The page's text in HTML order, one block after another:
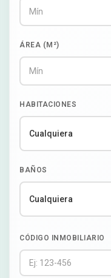
ÁREA (M²)
HABITACIONES
BAÑOS
CÓDIGO INMOBILIARIO